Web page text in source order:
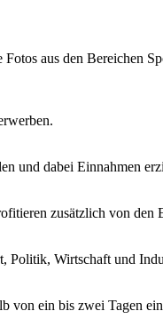
aus den Bereichen
und dabei Einnahmen
zusätzlich von den
Wirtschaft und
ein bis zwei Tagen